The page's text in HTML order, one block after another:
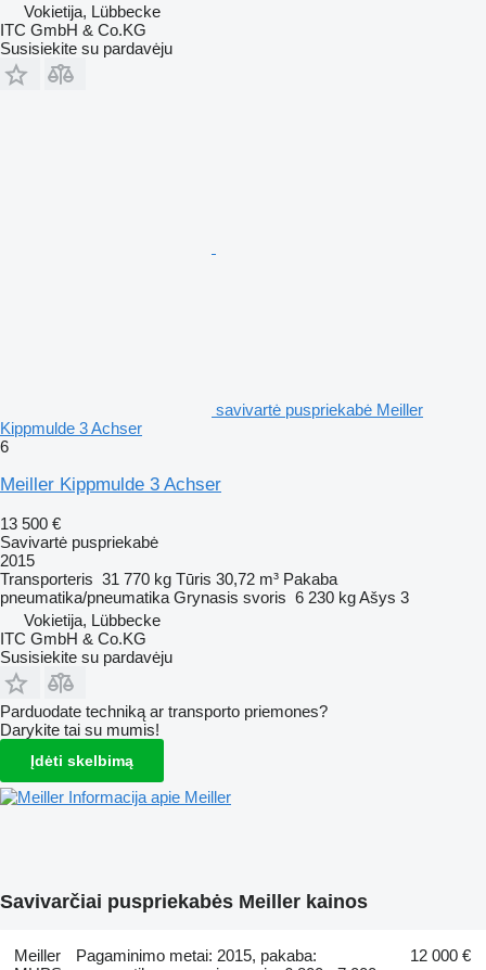
Vokietija, Lübbecke
ITC GmbH & Co.KG
Susisiekite su pardavėju
savivartė puspriekabė Meiller
Kippmulde 3 Achser
6
Meiller Kippmulde 3 Achser
13 500 €
Savivartė puspriekabė
2015
Transporteris 31 770 kg Tūris 30,72 m³ Pakaba
pneumatika/pneumatika Grynasis svoris 6 230 kgAšys 3
Vokietija, Lübbecke
ITC GmbH & Co.KG
Susisiekite su pardavėju
Parduodate techniką ar transporto priemones?
Darykite tai su mumis!
Įdėti skelbimą
Informacija apie Meiller
Savivarčiai puspriekabės Meiller kainos
Meiller
Pagaminimo metai: 2015, pakaba:
12 000 €